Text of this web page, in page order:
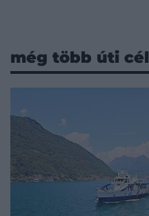
még több úti cél